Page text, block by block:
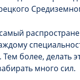
Тем более,
много сил.